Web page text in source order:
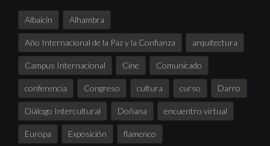
Albaicín Alhambra
Año Internacional de la Paz y la Confianza arquitectura
Campus Internacional Cine Comunicado
conferencia Congreso cultura curso Darro
Diálogo Intercultural Doñana encuentro virtual
Europa Exposición flamenco